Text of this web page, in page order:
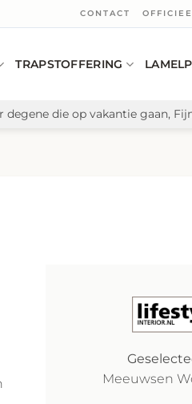
CONTACT
TRAPSTOFFERING
die op vakantie gaan,
Meeuwsen